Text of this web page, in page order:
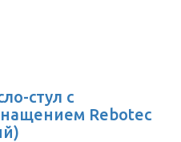
стул с
Rebotec